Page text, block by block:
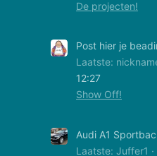
De projecten!
Post hier je
Laatste:
12:27
Show Off!
Audi A1
Laatste: Juffer1